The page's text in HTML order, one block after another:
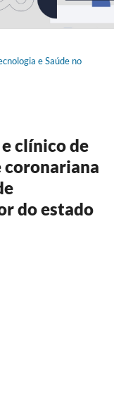
e Saúde no
clínico de
coronariana
do estado